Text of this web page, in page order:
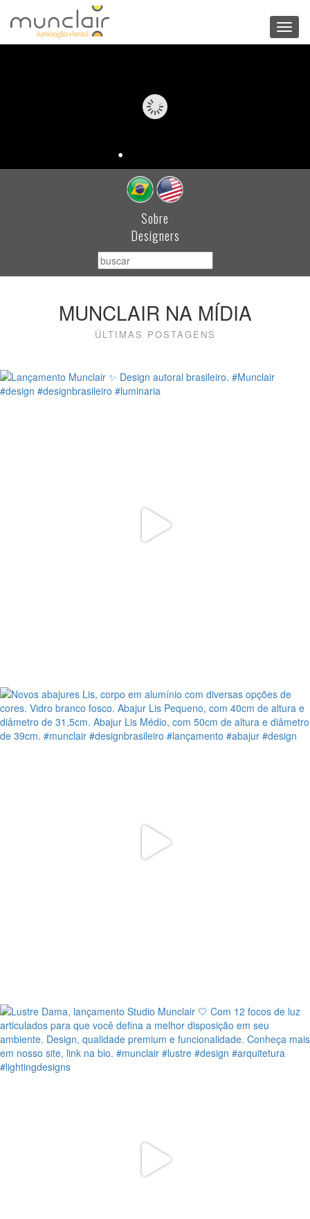
Sobre
Designers
MUNCLAIR NA MÍDIA
ÚLTIMAS POSTAGENS